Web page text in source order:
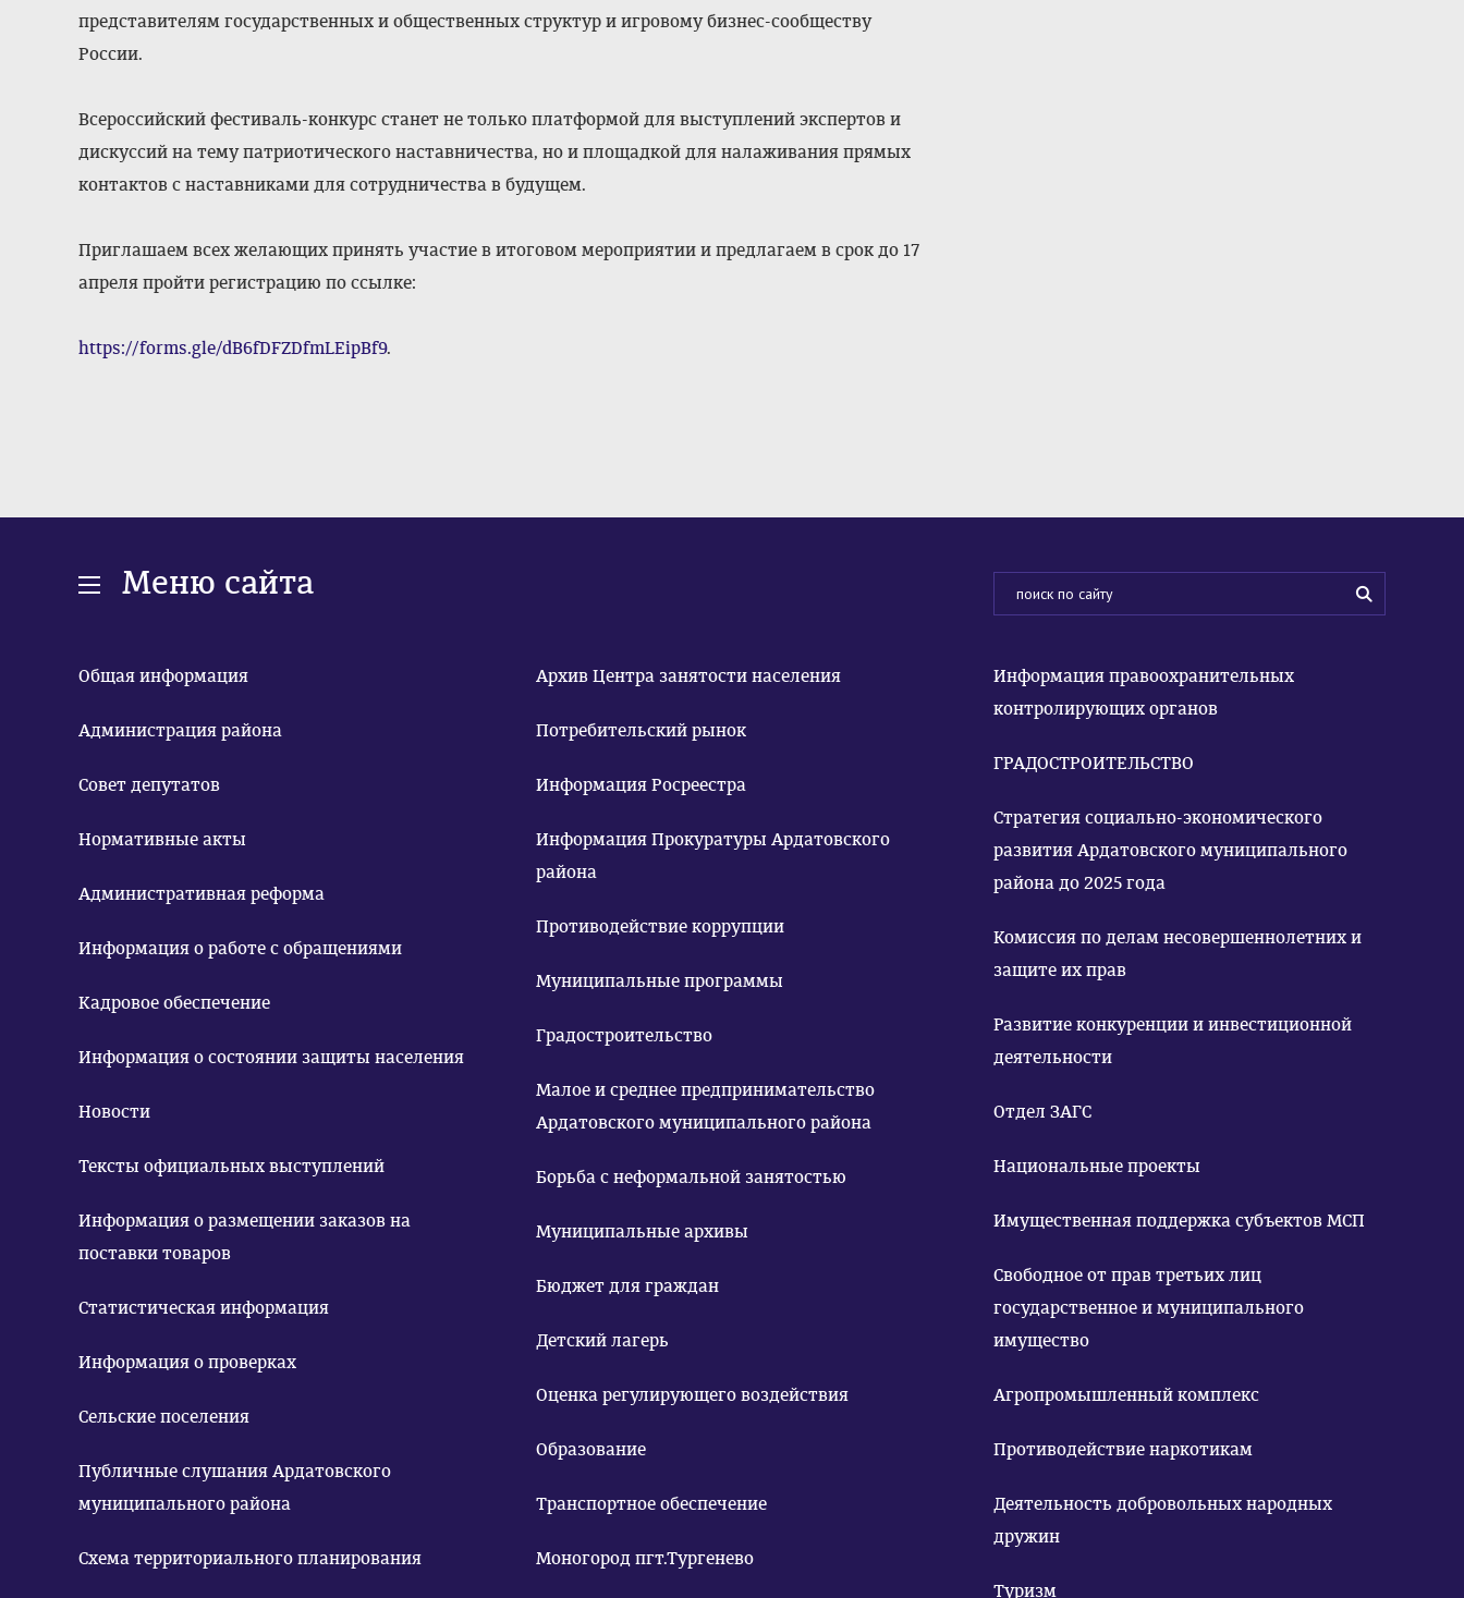
представителям государственных и общественных структур и игровому бизнес-сообществу
России.
Всероссийский фестиваль-конкурс станет не только платформой для выступлений экспертов и
дискуссий на тему патриотического наставничества, но и площадкой для налаживания прямых
контактов с наставниками для сотрудничества в будущем.
Приглашаем всех желающих принять участие в итоговом мероприятии и предлагаем в срок до 17
апреля пройти регистрацию по ссылке:
https://forms.gle/dB6fDFZDfmLEipBf9.
Меню сайта
Общая информация
Администрация района
Совет депутатов
Нормативные акты
Административная реформа
Информация о работе с обращениями
Кадровое обеспечение
Информация о состоянии защиты населения
Новости
Тексты официальных выступлений
Информация о размещении заказов на
поставки товаров
Статистическая информация
Информация о проверках
Сельские поселения
Публичные слушания Ардатовского
муниципального района
Схема территориального планирования
Архив Центра занятости населения
Потребительский рынок
Информация Росреестра
Информация Прокуратуры Ардатовского
района
Противодействие коррупции
Муниципальные программы
Градостроительство
Малое и среднее предпринимательство
Ардатовского муниципального района
Борьба с неформальной занятостью
Муниципальные архивы
Бюджет для граждан
Детский лагерь
Оценка регулирующего воздействия
Образование
Транспортное обеспечение
Моногород пгт.Тургенево
Информация правоохранительных
контролирующих органов
ГРАДОСТРОИТЕЛЬСТВО
Стратегия социально-экономического
развития Ардатовского муниципального
района до 2025 года
Комиссия по делам несовершеннолетних и
защите их прав
Развитие конкуренции и инвестиционной
деятельности
Отдел ЗАГС
Национальные проекты
Имущественная поддержка субъектов МСП
Свободное от прав третьих лиц
государственное и муниципального
имущество
Агропромышленный комплекс
Противодействие наркотикам
Деятельность добровольных народных
дружин
Туризм